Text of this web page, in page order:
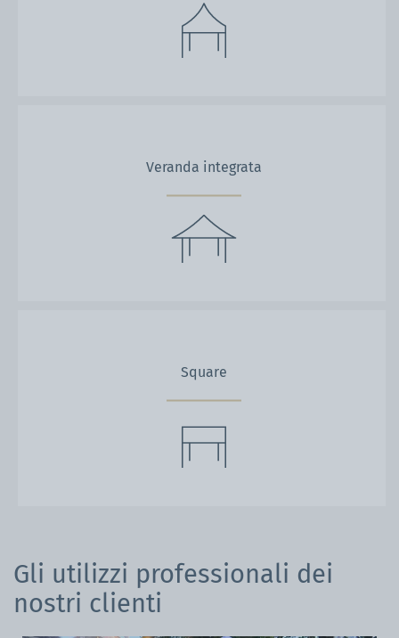
Veranda integrata
Square
Gli utilizzi professionali dei
nostri clienti